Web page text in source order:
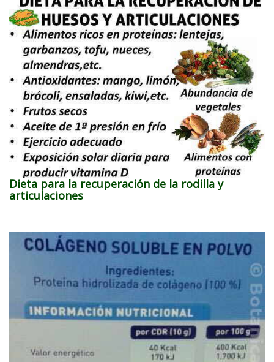
Dieta para la recuperación de la rodilla y
articulaciones